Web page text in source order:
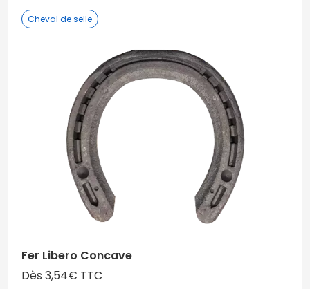
Cheval de selle
Fer Libero Concave
Dès 3,54€ TTC